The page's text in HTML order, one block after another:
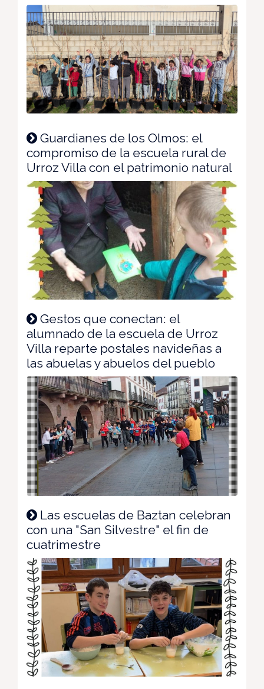
Guardianes de los Olmos: el
compromiso de la escuela rural de
Urroz Villa con el patrimonio natural
Gestos que conectan: el
alumnado de la escuela de Urroz
Villa reparte postales navideñas a
las abuelas y abuelos del pueblo
Las escuelas de Baztan celebran
con una "San Silvestre" el fin de
cuatrimestre